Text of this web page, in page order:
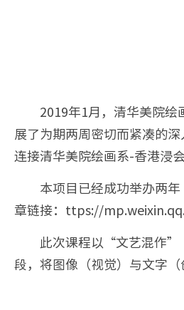
2019年1月，清华美院
展了为期两周密切而紧凑的
连接清华美院绘画系-香港浸
本项目已经成功举办两
章链接：ttps://
此次课程以“文艺混作”
段，将图像（视觉）与文字